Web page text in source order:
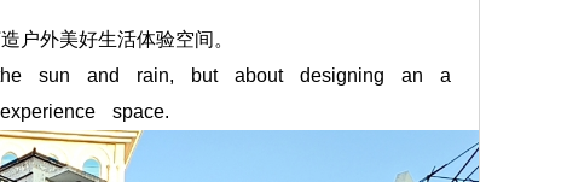
外美好生活体验空间。
sun and rain, but about designing an a
space.